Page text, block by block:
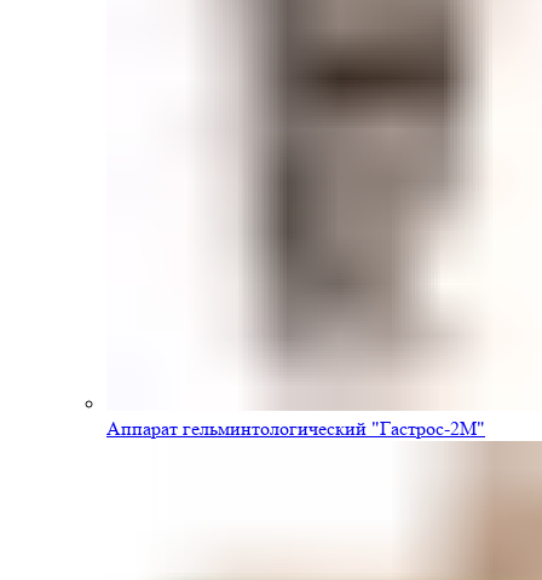
Аппарат гельминтологический "Гастрос-2М"